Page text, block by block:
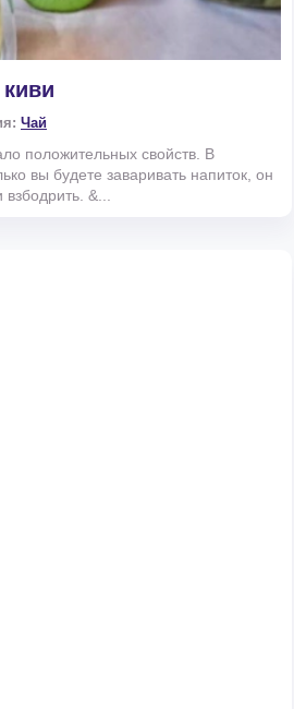
Чай
положительных свойств. В
вы будете заваривать напиток, он
взбодрить. &...